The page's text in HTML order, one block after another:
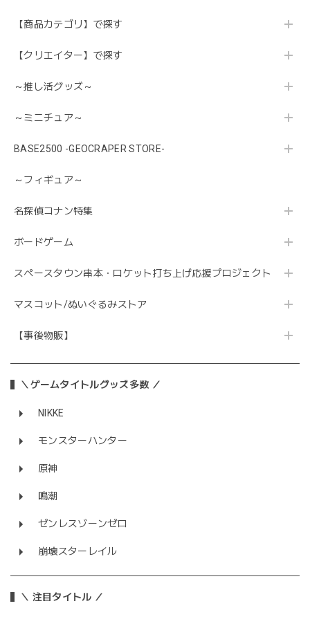
【商品カテゴリ】で探す
【クリエイター】で探す
～推し活グッズ～
～ミニチュア～
BASE2500 -GEOCRAPER STORE-
～フィギュア～
名探偵コナン特集
ボードゲーム
スペースタウン串本・ロケット打ち上げ応援プロジェクト
マスコット/ぬいぐるみストア
【事後物販】
＼ゲームタイトルグッズ多数 ／
NIKKE
モンスターハンター
原神
鳴潮
ゼンレスゾーンゼロ
崩壊スターレイル
＼ 注目タイトル ／